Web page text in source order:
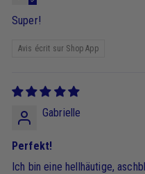
Super!
Avis écrit sur Shop App
Gabrielle
Perfekt!
Ich bin eine hellhäutige,